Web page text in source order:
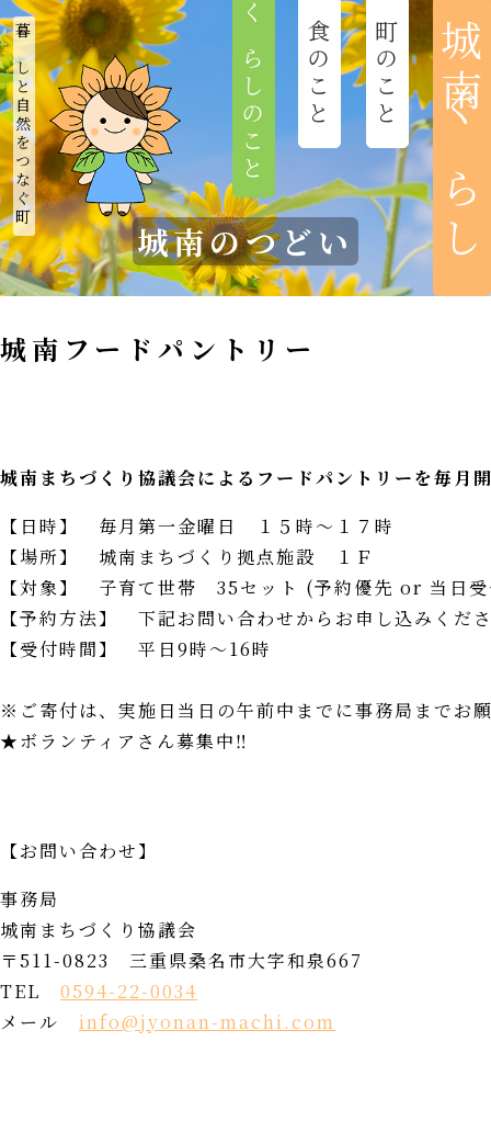
暮らしと自然をつなぐ町 くらしのこと 食のこと 町のこと 城南ぐらし
ホーム
新着情報
城南まちづくり協議会
城南のつどい
おれんち城南
城南グッズ
お問い合わせ
城南のつどい
城南フードパントリー
城南まちづくり協議会によるフードパントリーを毎月
【日時】 毎月第一金曜日 １５時～１７時
【場所】 城南まちづくり拠点施設 １Ｆ
【対象】 子育て世帯 35セット (予約優先 or 当日
【予約方法】 下記お問い合わせからお申し込みくだ
【受付時間】 平日9時～16時
※ご寄付は、実施日当日の午前中までに事務局までお
★ボランティアさん募集中‼
【お問い合わせ】
事務局
城南まちづくり協議会
〒511-0823 三重県桑名市大字和泉667
TEL 0594-22-0034
メール info@jyonan-machi.com